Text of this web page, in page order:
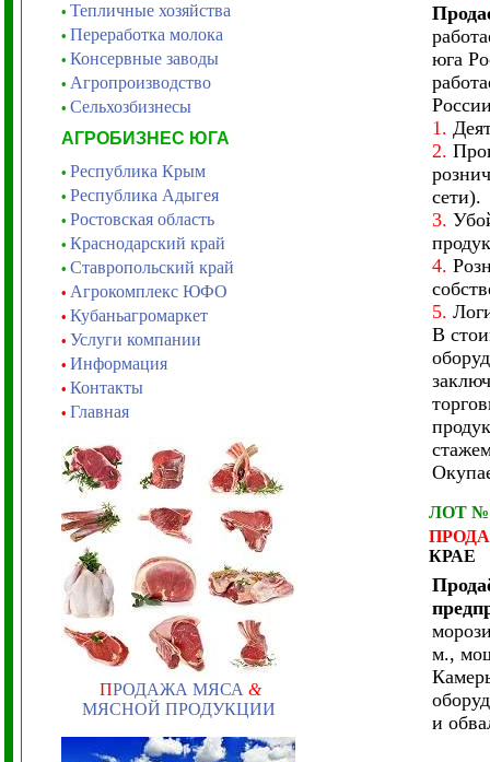
• Тепличные хозяйства
• Переработка молока
• Консервные заводы
• Агропроизводство
• Сельхозбизнесы
АГРОБИЗНЕС ЮГА
• Республика Крым
• Республика Адыгея
• Ростовская область
• Краснодарский край
• Ставропольский край
• Агрокомплекс ЮФО
• Кубаньагромаркет
• Услуги компании
• Информация
• Контакты
• Главная
ПРОДАЖА МЯСА &
МЯСНОЙ ПРОДУКЦИИ
юга
1.
2.
сети).
3.
4.
5.
В
ЛОТ №
КРАЕ
м.,
и